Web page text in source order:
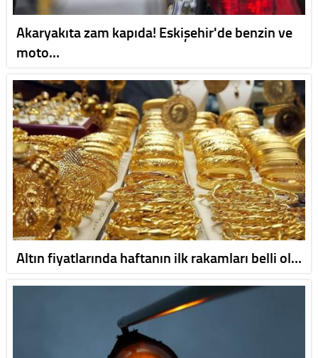
Akaryakıta zam kapıda! Eskişehir'de benzin ve
moto…
Altın fiyatlarında haftanın ilk rakamları belli ol…